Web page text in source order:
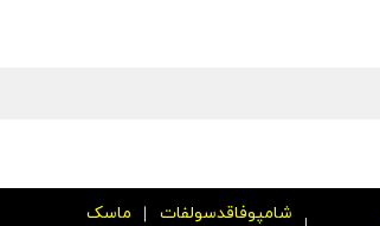
شامپوفاقدسولفات
ماسک